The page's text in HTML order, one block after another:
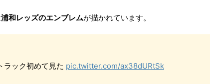
浦和レッズのエンブレムが描かれています。
ラック初めて見た pic.twitter.com/ax38dURtSk